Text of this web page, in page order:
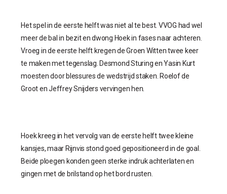
Het spel in de eerste helft was niet al te best. VVOG had wel
meer de bal in bezit en dwong Hoek in fases naar achteren.
Vroeg in de eerste helft kregen de Groen Witten twee keer
te maken met tegenslag. Desmond Sturing en Yasin Kurt
moesten door blessures de wedstrijd staken. Roelof de
Groot en Jeffrey Snijders vervingen hen.
Hoek kreeg in het vervolg van de eerste helft twee kleine
kansjes, maar Rijnvis stond goed gepositioneerd in de goal.
Beide ploegen konden geen sterke indruk achterlaten en
gingen met de brilstand op het bord rusten.